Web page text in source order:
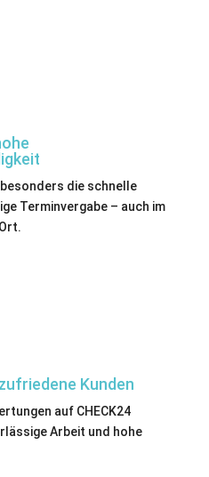
die schnelle
Terminvergabe – auch im
Kunden
auf CHECK24
Arbeit und hohe